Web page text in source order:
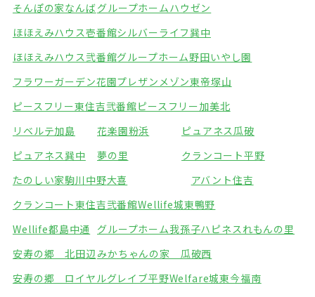
そんぽの家なんばグループホームハウゼン
ほほえみハウス壱番館シルバーライフ巽中
ほほえみハウス弐番館グループホーム野田いやし園
フラワーガーデン花園プレザンメゾン東帝塚山
ピースフリー東住吉弐番館ピースフリー加美北
リベルテ加島
花楽園粉浜
ピュアネス瓜破
ピュアネス巽中
夢の里
クランコート平野
たのしい家駒川中野大喜
アバント住吉
クランコート東住吉弐番館Wellife城東鴨野
Wellife都島中通
グループホーム我孫子ハピネスれもんの里
安寿の郷 北田辺 みかちゃんの家 瓜破西
安寿の郷 ロイヤルグレイブ平野Welfare城東今福南